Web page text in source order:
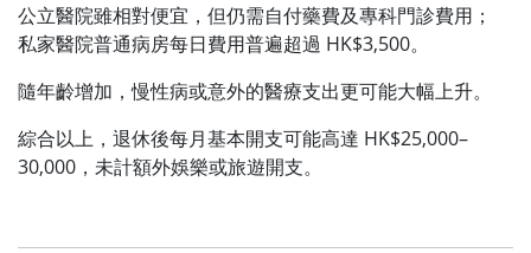
公立醫院雖相對便宜，但仍需自付藥費及專科門診費用；
私家醫院普通病房每日費用普遍超過 HK$3,500。
隨年齡增加，慢性病或意外的醫療支出更可能大幅上升。
綜合以上，退休後每月基本開支可能高達 HK$25,000–
30,000，未計額外娛樂或旅遊開支。